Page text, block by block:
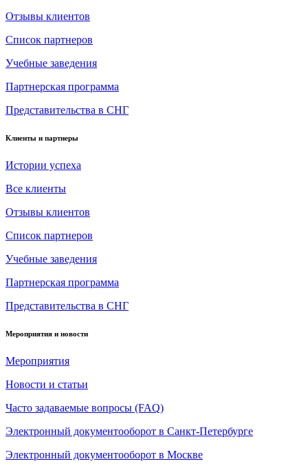
Отзывы клиентов
Список партнеров
Учебные заведения
Партнерская программа
Представительства в СНГ
Клиенты и партнеры
Истории успеха
Все клиенты
Отзывы клиентов
Список партнеров
Учебные заведения
Партнерская программа
Представительства в СНГ
Мероприятия и новости
Мероприятия
Новости и статьи
Часто задаваемые вопросы (FAQ)
Электронный документооборот в Санкт-Петербурге
Электронный документооборот в Москве